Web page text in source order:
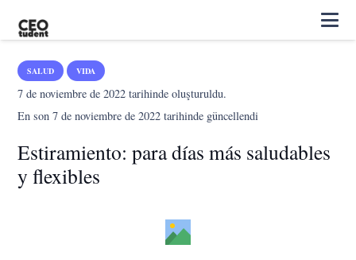
SALUD VIDA
7 de noviembre de 2022 tarihinde oluşturuldu.
En son7 de noviembre de 2022 tarihinde güncellendi
Estiramiento: para días más saludables
y flexibles